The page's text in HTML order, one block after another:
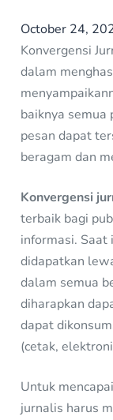
October 24,
Konvergensi
dalam
baiknya semua
pesan dapat
beragam dan
Konvergensi
terbaik bagi
informasi. Saat
didapatkan
dalam semua
diharapkan
dapat
(cetak,
Untuk
jurnalis harus